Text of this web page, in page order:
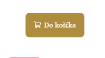
Do košíka